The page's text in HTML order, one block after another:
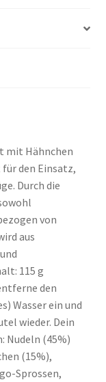
mit Hähnchen
den Einsatz,
Durch die
von
aus
115 g
den
Wasser ein und
wieder. Dein
Nudeln (45%)
(15%),
Sprossen,